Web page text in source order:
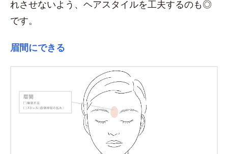
れさせないよう、ヘアスタイルを工夫するのも◎
です。
眉間にできる